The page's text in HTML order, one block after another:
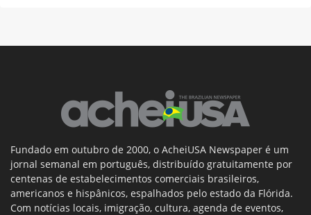
Fundado em outubro de 2000, o AcheiUSA Newspaper é um
jornal semanal em português, distribuído gratuitamente por
centenas de estabelecimentos comerciais brasileiros,
americanos e hispânicos, espalhados pelo estado da Flórida.
Com notícias locais, imigração, cultura, agenda de eventos,